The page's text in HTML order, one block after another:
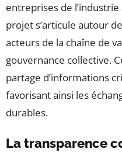
entreprises de
projet s’articule autour
acteurs de la chaîne de
gouvernance collective.
partage d’informations
favorisant ainsi les
durables.
La transparence